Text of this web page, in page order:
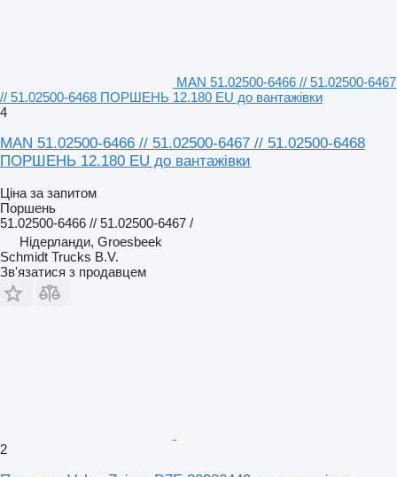
MAN 51.02500-6466 // 51.02500-6467
// 51.02500-6468 ПОРШЕНЬ 12.180 EU до вантажівки
4
MAN 51.02500-6466 // 51.02500-6467 // 51.02500-6468
ПОРШЕНЬ 12.180 EU до вантажівки
Ціна за запитом
Поршень
51.02500-6466 // 51.02500-6467 /
Нідерланди, Groesbeek
Schmidt Trucks B.V.
Зв'язатися з продавцем
2